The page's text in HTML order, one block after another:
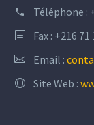
Téléphone :
Fax : +216 71
Email :
Site Web :